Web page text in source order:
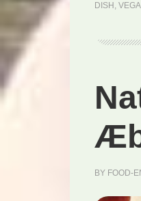
DISH ,
BY FOOD-